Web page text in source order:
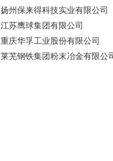
扬州保来得科技实业有限公司
江苏鹰球集团有限公司
重庆华孚工业股份有限公司
莱芜钢铁集团粉末冶金有限公